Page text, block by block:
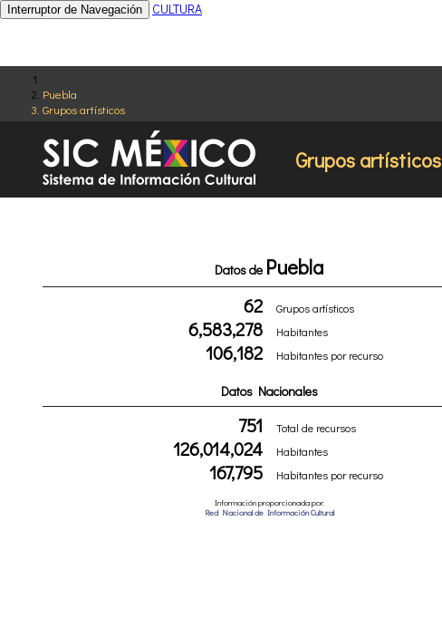
Puebla
Grupos artísticos
Grupos artísticos
Interruptor de Navegación CULTURA
Datos de Puebla
62 Grupos artísticos
6,583,278 Habitantes
106,182 Habitantes por recurso
Datos Nacionales
751 Total de recursos
126,014,024 Habitantes
167,795 Habitantes por recurso
Información proporcionada por:
Red Nacional de Información Cultural